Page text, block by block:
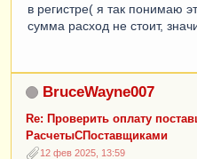
в регистре( я так понимаю
сумма расход не стоит,
BruceWayne007
Re: Проверить оплату
РасчетыСПоставщиками
12 фев 2025, 13:59